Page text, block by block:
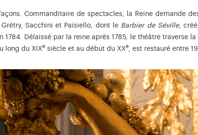
Commanditaire de spectacles, la Reine demande
Sacchini et Paisiello, dont le Barbier de Séville,
Délaissé par la reine après 1785, le théâtre traverse
long du XIXe siècle et au début du XXe , est restauré entre